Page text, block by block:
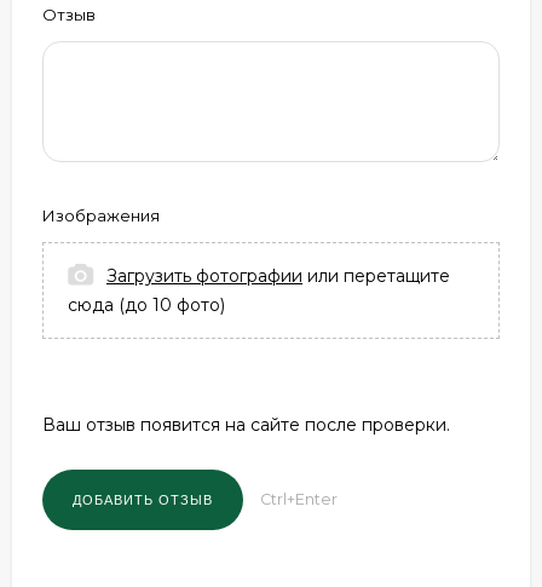
Отзыв
Изображения
Загрузить фотографии или перетащите
сюда (до 10 фото)
Ваш отзыв появится на сайте после проверки.
Ctrl+Enter